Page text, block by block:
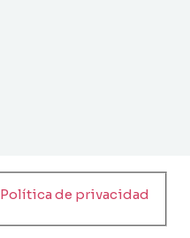
Política de privacidad